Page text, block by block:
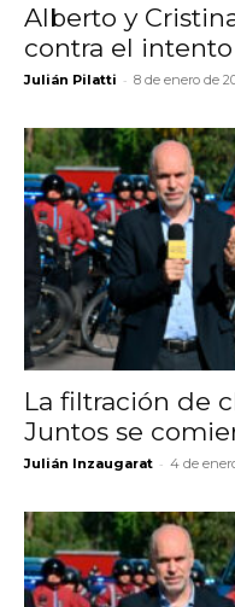
Alberto y
contra el
Julián Pilatti - 8 de enero de
La filtración de
Juntos se
Julián Inzaugarat - 4 de